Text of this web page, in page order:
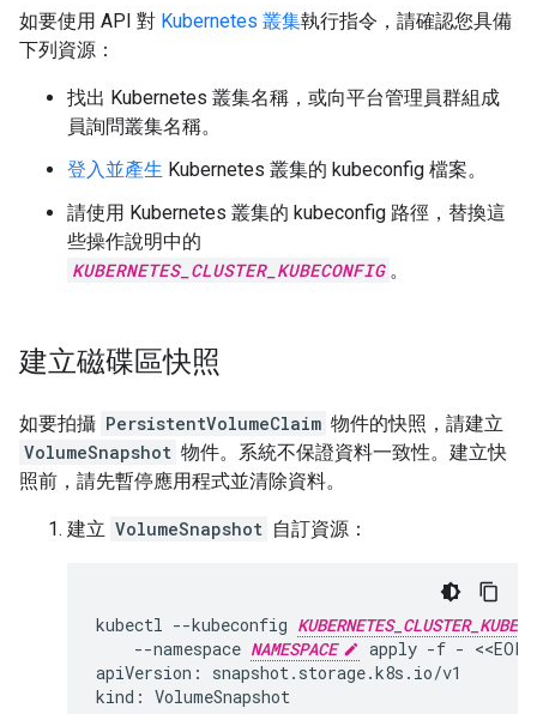
如要使用 API 對 Kubernetes 叢集執行指令，請確認您具備
下列資源：
找出 Kubernetes 叢集名稱，或向平台管理員群組成
員詢問叢集名稱。
登入並產生 Kubernetes 叢集的 kubeconfig 檔案。
請使用 Kubernetes 叢集的 kubeconfig 路徑，替換這
些操作說明中的
KUBERNETES_CLUSTER_KUBECONFIG 。
建立磁碟區快照
如要拍攝 PersistentVolumeClaim 物件的快照，請建立
VolumeSnapshot 物件。系統不保證資料一致性。建立快
照前，請先暫停應用程式並清除資料。
建立 VolumeSnapshot 自訂資源：
kubectl --kubeconfig
--namespace NAMESPACE apply -f - <<EOF
apiVersion:
snapshot.storage.k8s.io/v1
kind: VolumeSnapshot